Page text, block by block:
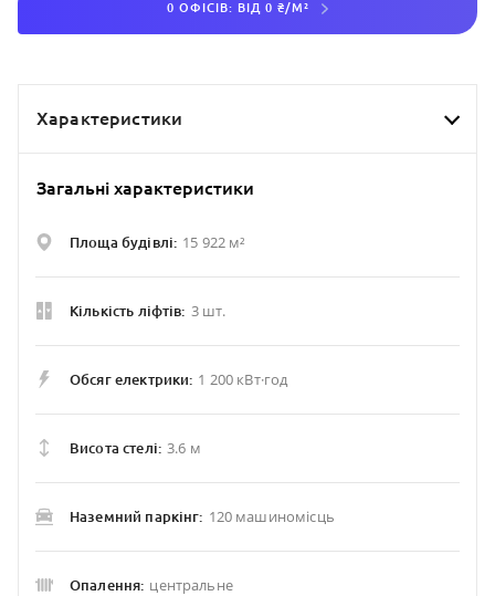
0 ОФІСІВ: ВІД 0 ₴/М²
Характеристики
Загальні характеристики
Площа будівлі: 15 922 м²
Кількість ліфтів: 3 шт.
Обсяг електрики: 1 200 кВт·год
Висота стелі: 3.6 м
Наземний паркінг: 120 машиномісць
Опалення: центральне